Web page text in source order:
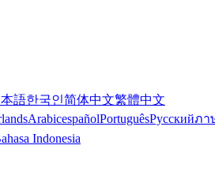
本語한국인简体中文繁體中文
ArabicespañolPortuguêsРусскийภา
Indonesia